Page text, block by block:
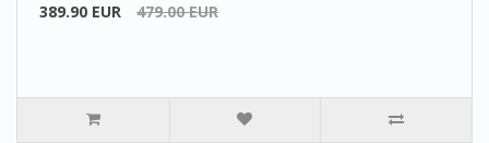
389.90 EUR 479.00 EUR